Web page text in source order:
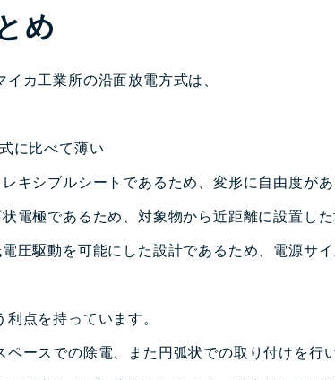
め
イカ工業所の沿面放電方式は、
に比べて薄い
キシブルシートであるため、変形に自由度が
電極であるため、対象物から近距離に設置し
圧駆動を可能にした設計であるため、電源サ
利点を持っています。
ペースでの除電、また円弧状での取り付けを行